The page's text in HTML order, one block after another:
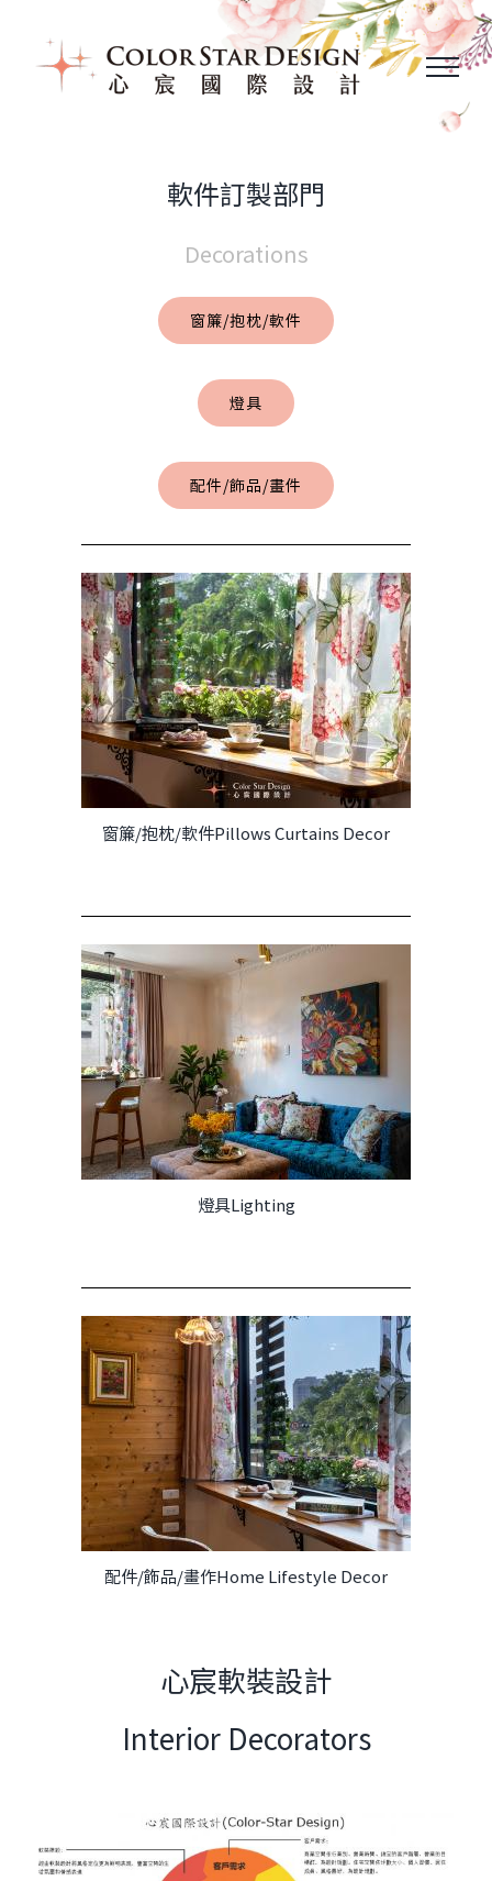
content
軟件訂製部門
Decorations
窗簾/抱枕/軟件
燈具
配件/飾品/畫件
窗簾/抱枕/軟件Pillows Curtains Decor
燈具Lighting
配件/飾品/畫作Home Lifestyle Decor
心宸軟裝設計
Interior Decorators